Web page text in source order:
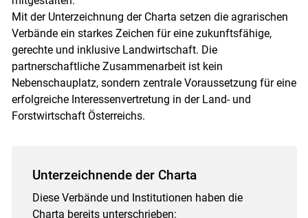
Mit der Unterzeichnung der Charta setzen die agrarischen
Verbände ein starkes Zeichen für eine zukunftsfähige,
gerechte und inklusive Landwirtschaft. Die
partnerschaftliche Zusammenarbeit ist kein
Nebenschauplatz, sondern zentrale Voraussetzung für eine
erfolgreiche Interessenvertretung in der Land- und
Forstwirtschaft Österreichs.
Unterzeichnende der Charta
Diese Verbände und Institutionen haben die
Charta bereits unterschrieben: